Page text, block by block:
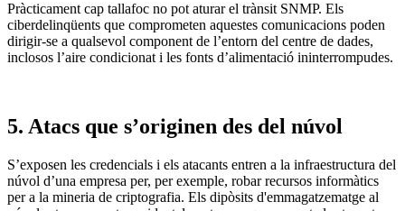
Pràcticament cap tallafoc no pot aturar el trànsit SNMP. Els
ciberdelinqüents que comprometen aquestes comunicacions poden
dirigir-se a qualsevol component de l’entorn del centre de dades,
inclosos l’aire condicionat i les fonts d’alimentació ininterrompudes.
5. Atacs que s’originen des del núvol
S’exposen les credencials i els atacants entren a la infraestructura del
núvol d’una empresa per, per exemple, robar recursos informàtics
per a la mineria de criptografia. Els dipòsits d'emmagatzematge al